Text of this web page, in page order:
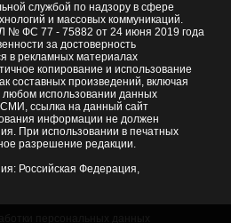
службой по надзору в сфере
и массовых коммуникаций.
№ ФС 77 - 75882 от 24 июня 2019 года
за достоверность
в рекламных материалах
копирование и использование
составных произведений, включая
использовании данных
ссылка на данный сайт
информации не должен
При использовании в печатных
разрешение редакции.
Российская Федерация,